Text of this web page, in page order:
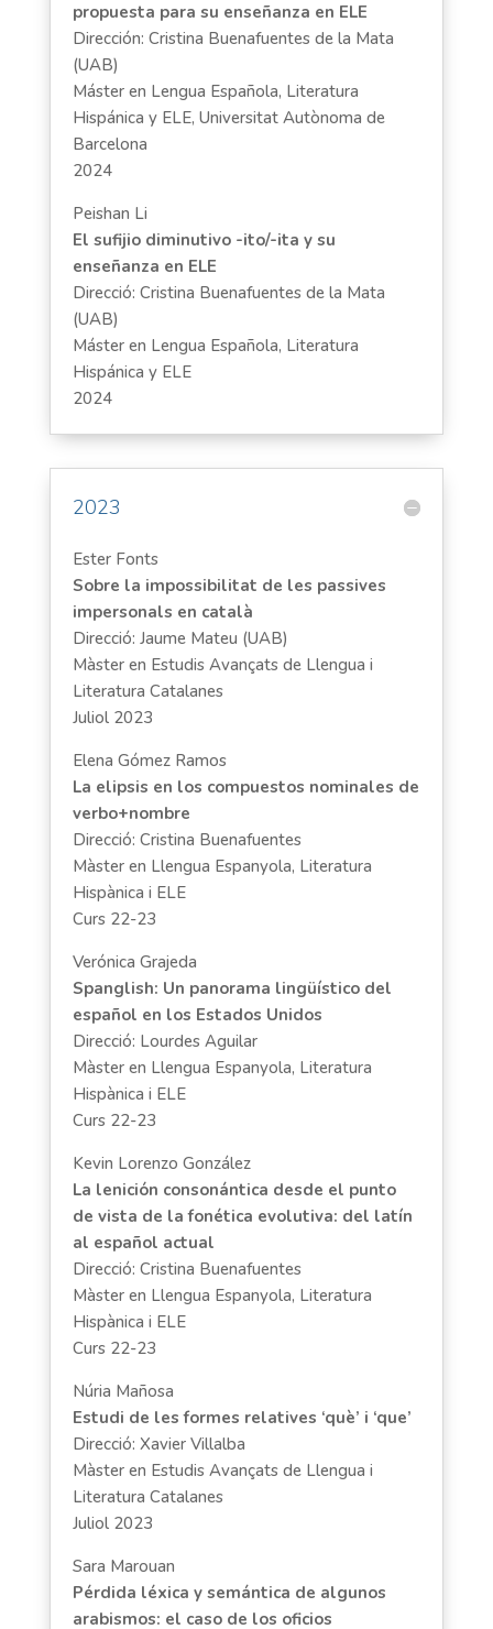
propuesta para su enseñanza en ELE
Dirección: Cristina Buenafuentes de la Mata
(UAB)
Máster en Lengua Española, Literatura
Hispánica y ELE, Universitat Autònoma de
Barcelona
2024
Peishan Li
El sufijio diminutivo -ito/-ita y su
enseñanza en ELE
Direcció: Cristina Buenafuentes de la Mata
(UAB)
Máster en Lengua Española, Literatura
Hispánica y ELE
2024
2023
Ester Fonts
Sobre la impossibilitat de les passives
impersonals en català
Direcció: Jaume Mateu (UAB)
Màster en Estudis Avançats de Llengua i
Literatura Catalanes
Juliol 2023
Elena Gómez Ramos
La elipsis en los compuestos nominales de
verbo+nombre
Direcció: Cristina Buenafuentes
Màster en Llengua Espanyola, Literatura
Hispànica i ELE
Curs 22-23
Verónica Grajeda
Spanglish: Un panorama lingüístico del
español en los Estados Unidos
Direcció: Lourdes Aguilar
Màster en Llengua Espanyola, Literatura
Hispànica i ELE
Curs 22-23
Kevin Lorenzo González
La lenición consonántica desde el punto
de vista de la fonética evolutiva: del latín
al español actual
Direcció: Cristina Buenafuentes
Màster en Llengua Espanyola, Literatura
Hispànica i ELE
Curs 22-23
Núria Mañosa
Estudi de les formes relatives ‘què’ i ‘que’
Direcció: Xavier Villalba
Màster en Estudis Avançats de Llengua i
Literatura Catalanes
Juliol 2023
Sara Marouan
Pérdida léxica y semántica de algunos
arabismos: el caso de los oficios